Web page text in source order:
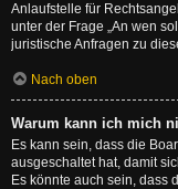
Anlaufstelle für
unter der Frage „An wen
juristische Anfragen zu
Nach oben
Warum kann ich mich
Es kann sein, dass die
ausgeschaltet hat, damit
Es könnte auch sein, dass